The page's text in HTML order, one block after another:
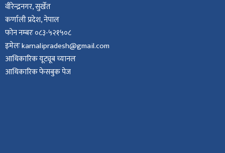
वीरेन्द्रनगर, सुर्खेत
कर्णाली प्रदेश, नेपाल
फोन नम्बरः ०८३-५२१५०८
इमेलः karnalipradesh@gmail.com
आधिकारिक यूट्यूब च्यानल
आधिकारिक फेसबुक पेज